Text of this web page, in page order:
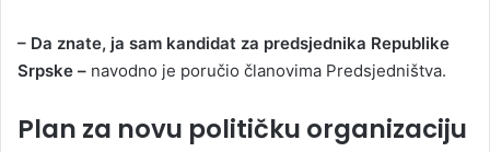
– Da znate, ja sam kandidat za predsjednika Republike
Srpske – navodno je poručio članovima Predsjedništva.
Plan za novu političku organizaciju